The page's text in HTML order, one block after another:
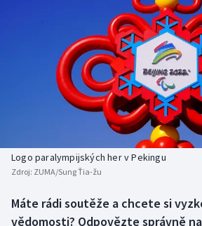
DALŠÍ SPORTY
Americký fotbal
Basketbal
Biatlon
NEPŘEHLÉDNĚTE
Aplikace ČT sport
AZ kvíz
Logo paralympijských her v Pekingu
Zdroj: ZUMA/Sung Ťia-žu
Máte rádi soutěže a chcete si
vědomosti? Odpovězte správně